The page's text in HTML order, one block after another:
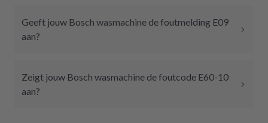
Geeft jouw Bosch wasmachine de foutmelding E09
aan?
Zeigt jouw Bosch wasmachine de foutcode E60-10
aan?